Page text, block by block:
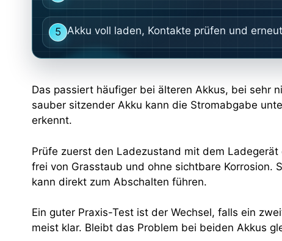
5 Akku voll laden, Kontakte prüfen und
Das passiert häufiger bei älteren Akkus, bei sehr
sauber sitzender Akku kann die Stromabgabe
erkennt.
Prüfe zuerst den Ladezustand mit dem
frei von Grasstaub und ohne sichtbare Korrosion.
kann direkt zum Abschalten führen.
Ein guter Praxis-Test ist der Wechsel, falls ein
meist klar. Bleibt das Problem bei beiden Akkus